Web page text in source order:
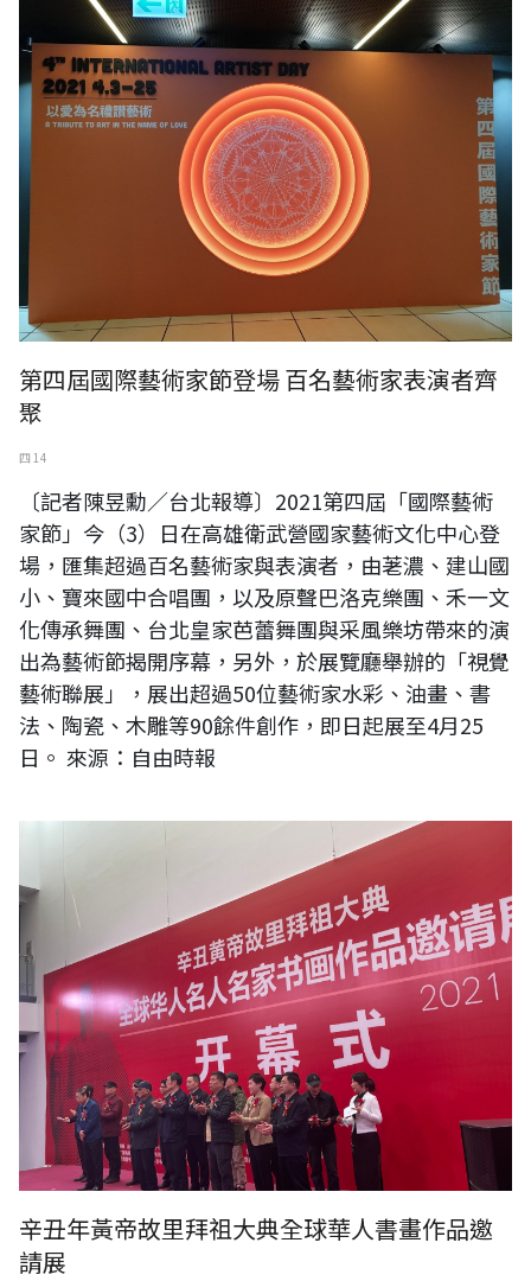
第四屆國際藝術家節登場 百名藝術家表演者齊
聚
四 14
〔記者陳昱勳／台北報導〕2021第四屆「國際藝術
家節」今（3）日在高雄衛武營國家藝術文化中心登
場，匯集超過百名藝術家與表演者，由荖濃、建山國
小、寶來國中合唱團，以及原聲巴洛克樂團、禾一文
化傳承舞團、台北皇家芭蕾舞團與采風樂坊帶來的演
出為藝術節揭開序幕，另外，於展覽廳舉辦的「視覺
藝術聯展」，展出超過50位藝術家水彩、油畫、書
法、陶瓷、木雕等90餘件創作，即日起展至4月25
日。 來源：自由時報
辛丑年黃帝故里拜祖大典全球華人書畫作品邀請展
辛丑年黃帝故里拜祖大典全球華人書畫作品邀
請展